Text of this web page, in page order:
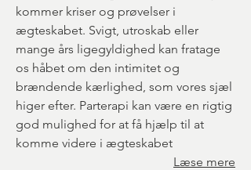
kommer kriser og prøvelser i
ægteskabet. Svigt, utroskab eller
mange års ligegyldighed kan fratage
os håbet om den intimitet og
brændende kærlighed, som vores sjæl
higer efter. Parterapi kan være en rigtig
god mulighed for at få hjælp til at
komme videre i ægteskabet
Læse mere